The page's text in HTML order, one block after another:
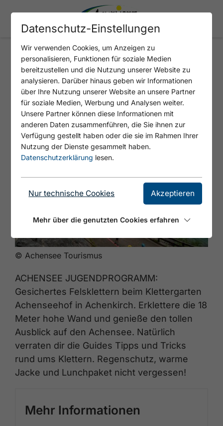
Felskletterabenteuer
: 2
© Achensee Tourismus
ACHENSEE JUGENDPROGRAMM:
Gesichertes Felsklettern beim Klettergarten
Achenseehof in Achenkirch. Erklettere die 18
Meter hohe Wand und genieße den tollen
Ausblick auf den Achensee. Natürlich
verraten dir die Guides Tipps und Tricks
rund ums Klettern. Regenschutz, warme
Jacke und Lunchpaket nicht vergessen!
Mehr Informationen
Datenschutz-Einstellungen
Wir verwenden Cookies, um Anzeigen zu
personalisieren, Funktionen für soziale Medien
bereitzustellen und die Nutzung unserer Website zu
analysieren. Darüber hinaus geben wir Informationen
über Ihre Nutzung unserer Website an unsere Partner
für soziale Medien, Werbung und Analysen weiter.
Unsere Partner können diese Informationen mit
anderen Daten zusammenführen, die Sie ihnen zur
Verfügung gestellt haben oder die sie im Rahmen Ihrer
Nutzung der Dienste gesammelt haben.
Datenschutzerklärung lesen.
Nur technische Cookies Akzeptieren
Mehr über die genutzten Cookies erfahren